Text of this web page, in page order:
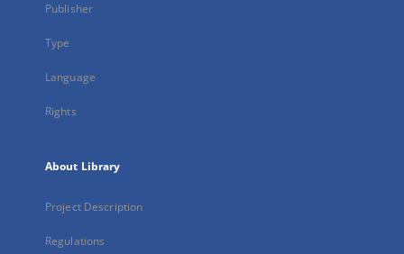
Publisher
Type
Language
Rights
About Library
Project Description
Regulations